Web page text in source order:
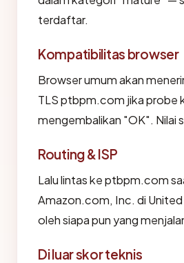
terdaftar.
Kompatibilitas browser
Browser umum akan
TLS ptbpm.com jika probe
mengembalikan "OK". Nilai
Routing & ISP
Lalu lintas ke ptbpm.com
Amazon.com, Inc. di
oleh siapa pun yang
Di luar skor teknis